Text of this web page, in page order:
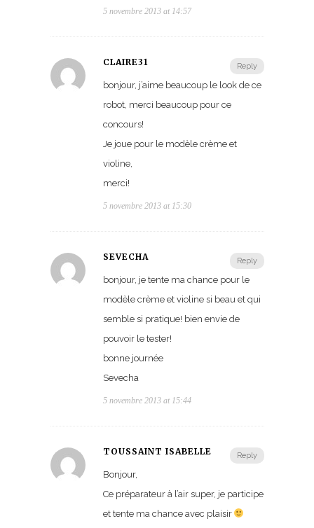
5 novembre 2013 at 14:57
Reply
CLAIRE31
bonjour, j’aime beaucoup le look de ce
robot, merci beaucoup pour ce
concours!
Je joue pour le modèle crème et
violine,
merci!
5 novembre 2013 at 15:30
Reply
SEVECHA
bonjour, je tente ma chance pour le
modèle crème et violine si beau et qui
semble si pratique! bien envie de
pouvoir le tester!
bonne journée
Sevecha
5 novembre 2013 at 15:44
Reply
TOUSSAINT ISABELLE
Bonjour,
Ce préparateur à l’air super, je participe
et tente ma chance avec plaisir